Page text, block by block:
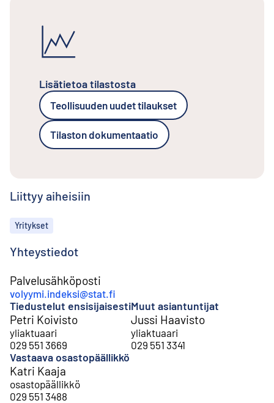
Lisätietoa tilastosta
Teollisuuden uudet tilaukset
Tilaston dokumentaatio
Liittyy aiheisiin
Aiheet
Yritykset
Yhteystiedot
Palvelusähköposti
volyymi.indeksi@stat.fi
Tiedustelut ensisijaisesti
Petri Koivisto
yliaktuaari
029 551 3669
Muut asiantuntijat
Jussi Haavisto
yliaktuaari
029 551 3341
Vastaava osastopäällikkö
Katri Kaaja
osastopäällikkö
029 551 3488